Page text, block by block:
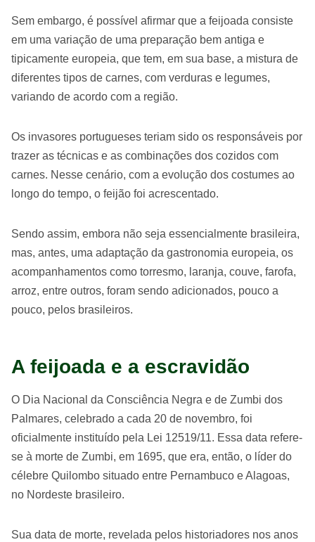
Sem embargo, é possível afirmar que a feijoada consiste
em uma variação de uma preparação bem antiga e
tipicamente europeia, que tem, em sua base, a mistura de
diferentes tipos de carnes, com verduras e legumes,
variando de acordo com a região.
Os invasores portugueses teriam sido os responsáveis por
trazer as técnicas e as combinações dos cozidos com
carnes. Nesse cenário, com a evolução dos costumes ao
longo do tempo, o feijão foi acrescentado.
Sendo assim, embora não seja essencialmente brasileira,
mas, antes, uma adaptação da gastronomia europeia, os
acompanhamentos como torresmo, laranja, couve, farofa,
arroz, entre outros, foram sendo adicionados, pouco a
pouco, pelos brasileiros.
A feijoada e a escravidão
O Dia Nacional da Consciência Negra e de Zumbi dos
Palmares, celebrado a cada 20 de novembro, foi
oficialmente instituído pela Lei 12519/11. Essa data refere-
se à morte de Zumbi, em 1695, que era, então, o líder do
célebre Quilombo situado entre Pernambuco e Alagoas,
no Nordeste brasileiro.
Sua data de morte, revelada pelos historiadores nos anos